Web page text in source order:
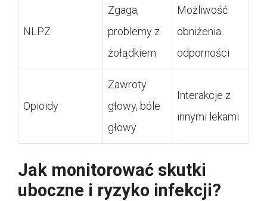
NLPZ
Zgaga,
problemy z
żołądkiem
Możliwość
obniżenia
odporności
Opioidy
Zawroty
głowy, bóle
głowy
Interakcje z
innymi lekami
Jak monitorować skutki
uboczne i ryzyko infekcji?